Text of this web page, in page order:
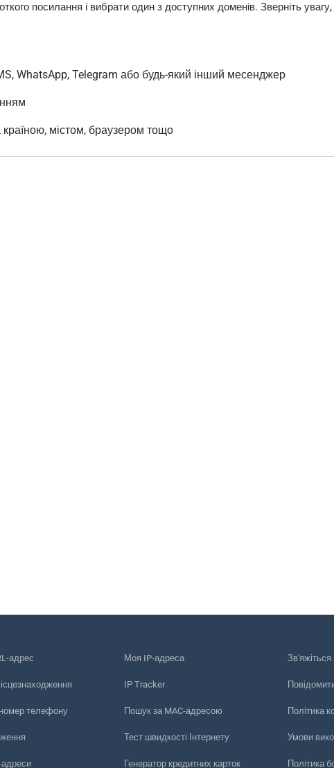
посилання і вибрати один з доступних доменів. Зверніть
WhatsApp, Telegram або будь-який інший месенджер
країною, містом, браузером тощо
адрес
номер телефону
адреси
Моя IP-адреса
IP Tracker
Пошук за MAC-адресою
Тест швидкості Інтернету
Генератор кредитних карток
Політика
Умови
Політика